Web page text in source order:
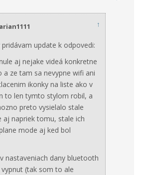
↑
pridávam update k odpovedi:
aj nejake videá konkretne
a ze tam sa nevypne wifi ani
ikonky na liste ako v
to len tymto stylom robil, a
preto vysielalo stale
aj napriek tomu, stale ich
mode aj ked bol
nastaveniach dany bluetooth
(tak som to ale